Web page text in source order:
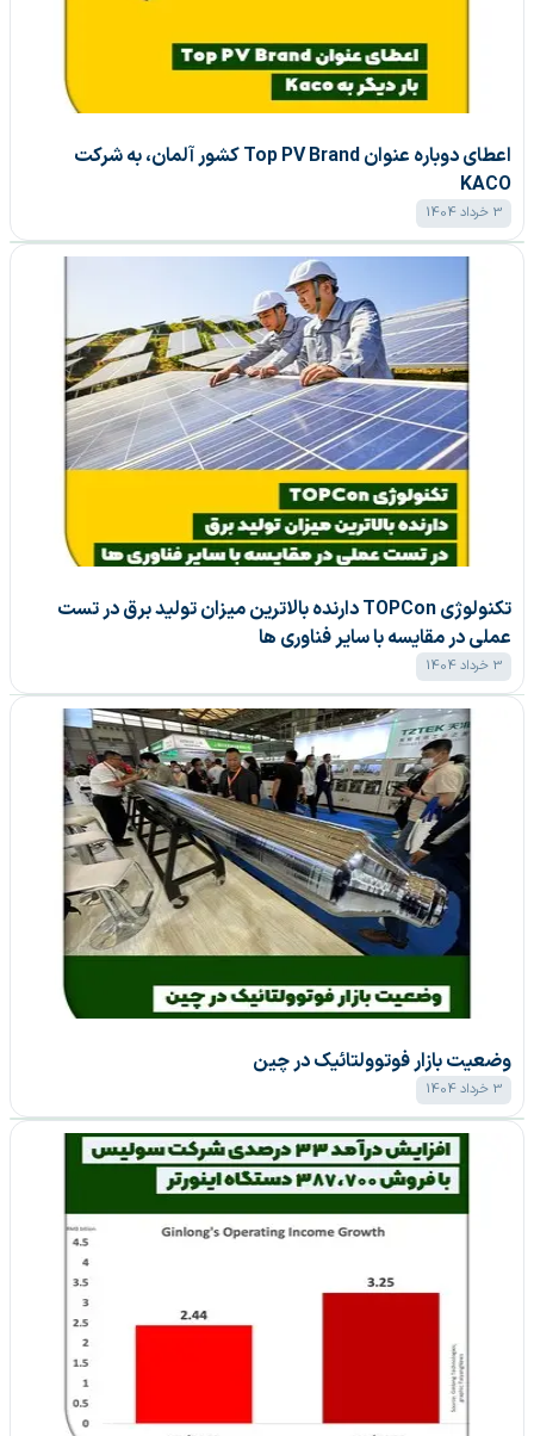
اعطای دوباره عنوان Top PV Brand کشور آلمان، به شرکت
KACO
3 خرداد 1404
تکنولوژی TOPCon دارنده بالاترین میزان تولید برق در تست
عملی در مقایسه با سایر فناوری ها
3 خرداد 1404
وضعیت بازار فوتوولتائیک در چین
3 خرداد 1404